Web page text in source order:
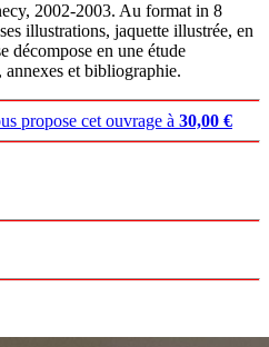
2002-2003. Au format in 8
illustrations, jaquette illustrée, en
décompose en une étude
et bibliographie.
propose cet ouvrage à 30,00 €